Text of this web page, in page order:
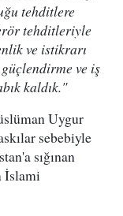
tehditlere
tehditleriyle
ve istikrarı
ve iş
kaldık."
Uygur
sebebiyle
sığınan
İslami